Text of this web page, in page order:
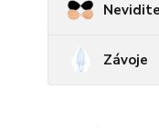
Závoje